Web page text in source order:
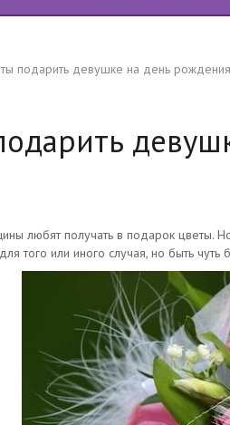
подарить девушке на день рождения
любят получать в подарок цветы.
того или иного случая, но быть